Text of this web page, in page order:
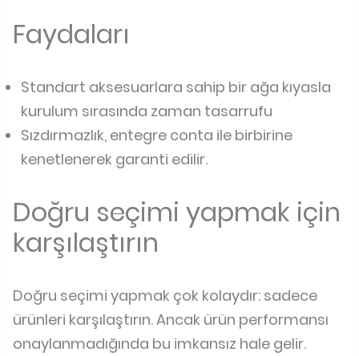
Faydaları
Standart aksesuarlara sahip bir ağa kıyasla
kurulum sırasında zaman tasarrufu
Sızdırmazlık, entegre conta ile birbirine
kenetlenerek garanti edilir.
Doğru seçimi yapmak için
karşılaştırın
Doğru seçimi yapmak çok kolaydır: sadece
ürünleri karşılaştırın. Ancak ürün performansı
onaylanmadığında bu imkansız hale gelir.